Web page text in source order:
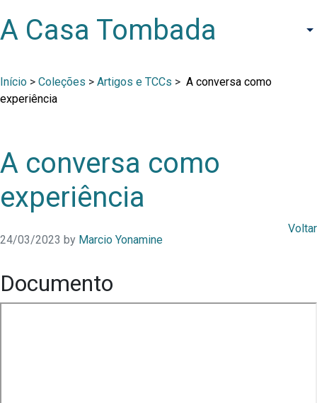
A Casa Tombada
Início > Coleções > Artigos e TCCs > A conversa como
experiência
A conversa como
experiência
Voltar
24/03/2023 by Marcio Yonamine
Documento